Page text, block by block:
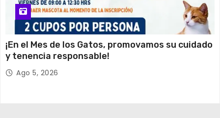
¡En el Mes de los Gatos, promovamos su cuidado
y tenencia responsable!
Ago 5, 2026